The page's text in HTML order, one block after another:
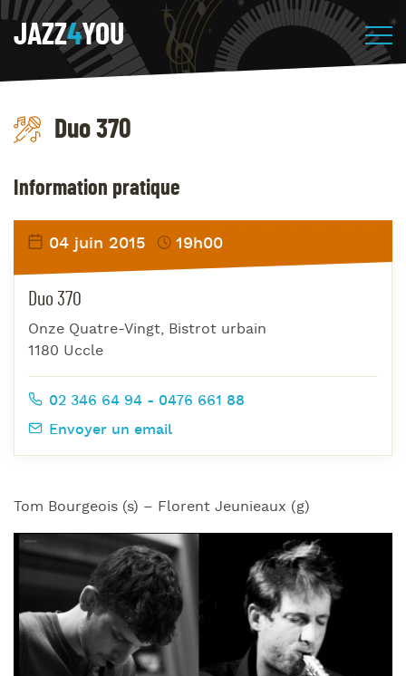
JAZZ4YOU
Duo 370
Tom Bourgeois (s) – Florent Jeunieaux (g)
Information pratique
04 juin 2015 19h00
Duo 370
Onze Quatre-Vingt, Bistrot urbain
1180 Uccle
02 346 64 94 - 0476 661 88
Envoyer un email